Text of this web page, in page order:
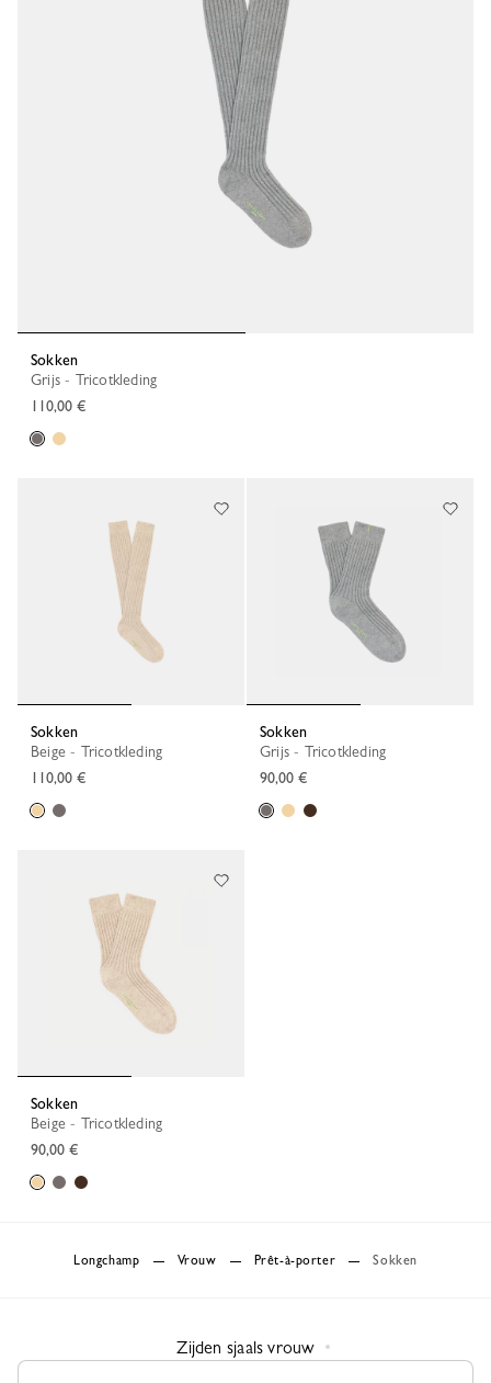
Sokken
Grijs - Tricotkleding
110,00 €
Sokken
Beige - Tricotkleding
110,00 €
Sokken
Grijs - Tricotkleding
90,00 €
Sokken
Beige - Tricotkleding
90,00 €
Longchamp Vrouw Prêt-à-porter Sokken
Zijden sjaals vrouw